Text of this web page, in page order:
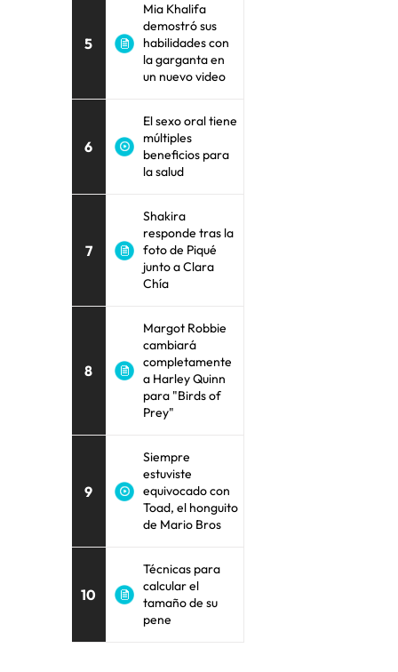
5
Mia Khalifa
demostró sus
habilidades con
la garganta en
un nuevo video
6
El sexo oral tiene
múltiples
beneficios para
la salud
7
Shakira
responde tras la
foto de Piqué
junto a Clara
Chía
8
Margot Robbie
cambiará
completamente
a Harley Quinn
para "Birds of
Prey"
9
Siempre
estuviste
equivocado con
Toad, el honguito
de Mario Bros
10
Técnicas para
calcular el
tamaño de su
pene